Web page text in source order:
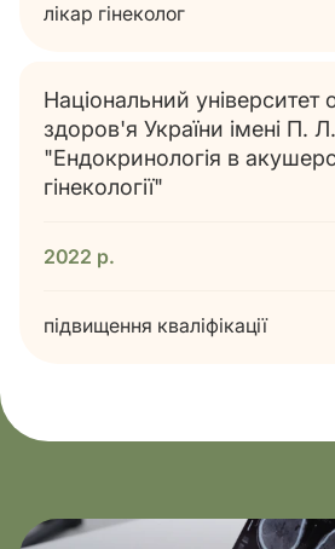
лікар гінеколог
2022 р.
Національний університет
здоров'я України імені П.
"Ендокринологія в
гінекології"
підвищення кваліфікації